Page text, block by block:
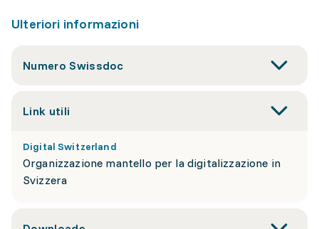
Ulteriori informazioni
Numero Swissdoc
Link utili
Digital Switzerland
Organizzazione mantello per la digitalizzazione in
Svizzera